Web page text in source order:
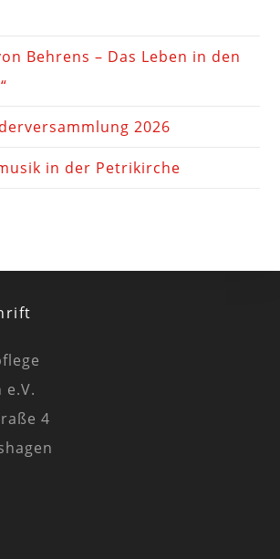
Behrens – Das Leben in den
2026
in der Petrikirche
e.V.
4